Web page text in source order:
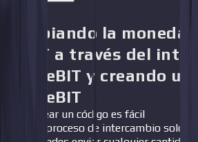
Cambiando la
USDT a través del
WhiteBIT y creando un
WhiteBIT
Crear un código es fácil
El proceso de intercambio solo